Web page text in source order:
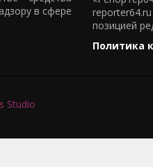
в сфере
позицией
Политика
Studio